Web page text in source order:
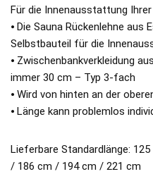
Für die Innenausstattung Ihrer
⦁ Die Sauna Rückenlehne aus
Selbstbauteil für die
⦁ Zwischenbankverkleidung
immer 30 cm – Typ 3-fach
⦁ Wird von hinten an der
⦁ Länge kann problemlos
Lieferbare Standardlänge:
/ 186 cm / 194 cm / 221 cm